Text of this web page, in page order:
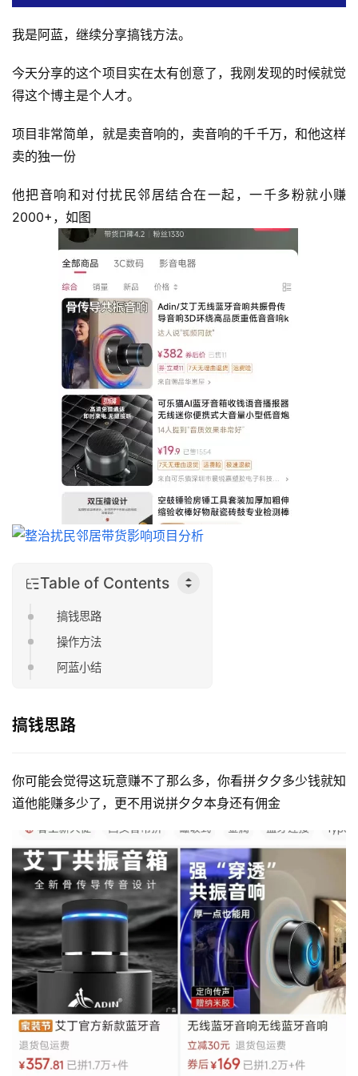
我是阿蓝，继续分享搞钱方法。
今天分享的这个项目实在太有创意了，我刚发现的时候就觉
得这个博主是个人才。
项目非常简单，就是卖音响的，卖音响的千千万，和他这样
卖的独一份
他把音响和对付扰民邻居结合在一起，一千多粉就小赚
2000+，如图
Table of Contents
搞钱思路
操作方法
阿蓝小结
搞钱思路
你可能会觉得这玩意赚不了那么多，你看拼夕夕多少钱就知
道他能赚多少了，更不用说拼夕夕本身还有佣金